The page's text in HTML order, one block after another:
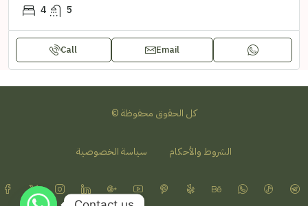
4 5
Call Email
© كل الحقوق محفوظة
سياسة الخصوصية الشروط والأحكام